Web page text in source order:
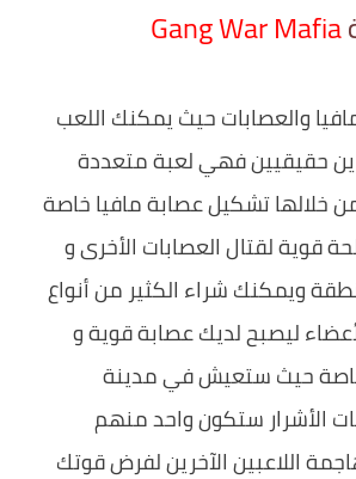
Gang War Mafia
والعصابات حيث يمكنك اللعب
حقيقيين فهي لعبة متعددة
خلالها تشكيل عصابة مافيا خاصة
قوية لقتال العصابات الأخرى و
ويمكنك شراء الكثير من أنواع
ليصبح لديك عصابة قوية و
حيث ستعيش في مدينة
الأشرار ستكون واحد منهم
اللاعبين الآخرين لفرض قوتك